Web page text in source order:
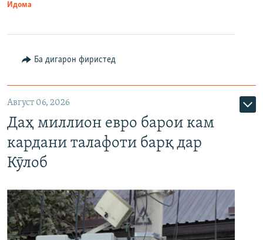
Идома
Ба дигарон фиристед
Август 06, 2026
Даҳ миллион евро барои кам
кардани талафоти барқ дар
Кӯлоб